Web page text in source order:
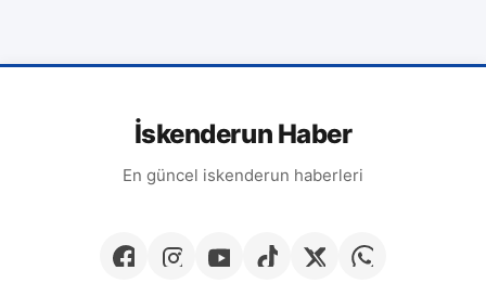
İskenderun Haber
En güncel iskenderun haberleri